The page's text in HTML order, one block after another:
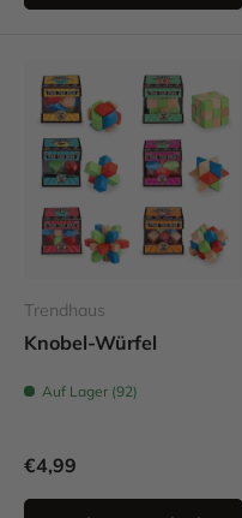
Trendhaus
Knobel-Würfel
Auf Lager (92)
€4,99